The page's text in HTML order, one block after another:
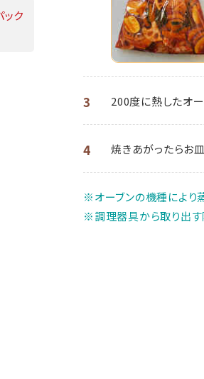
ック
3 200度に熱したオ
4 焼きあがったらお
※オーブンの機種により
※調理器具から取り出す